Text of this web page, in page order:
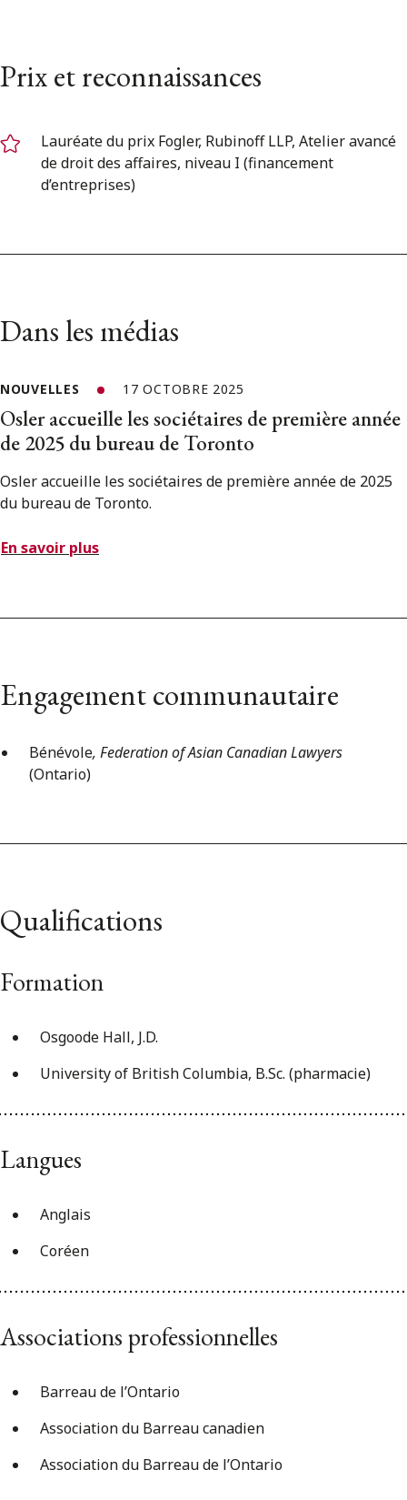
Prix et reconnaissances
Lauréate du prix Fogler, Rubinoff LLP, Atelier avancé
de droit des affaires, niveau I (financement
d’entreprises)
Dans les médias
NOUVELLES 17 OCTOBRE 2025
Osler accueille les sociétaires de première année
de 2025 du bureau de Toronto
Osler accueille les sociétaires de première année de 2025
du bureau de Toronto.
En savoir plus
Engagement communautaire
Bénévole, Federation of Asian Canadian Lawyers
(Ontario)
Qualifications
Formation
Osgoode Hall, J.D.
University of British Columbia, B.Sc. (pharmacie)
Langues
Anglais
Coréen
Associations professionnelles
Barreau de l’Ontario
Association du Barreau canadien
Association du Barreau de l’Ontario